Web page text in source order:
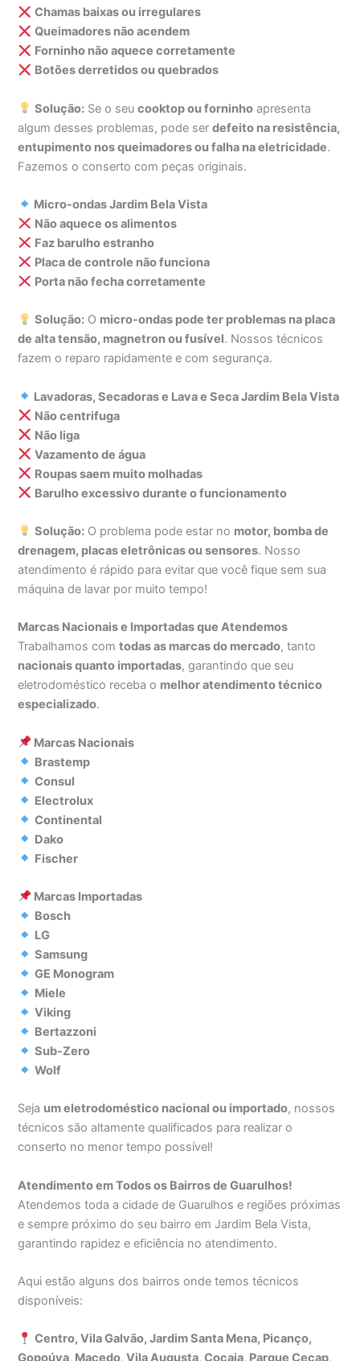
Chamas baixas ou irregulares
Queimadores não acendem
Forninho não aquece corretamente
Botões derretidos ou quebrados
Solução: Se o seucooktop ou forninho apresenta
algum desses problemas, pode serdefeito na resistência,
entupimento nos queimadores ou falha na eletricidade.
Fazemos o conserto com peças originais.
Micro-ondas Jardim Bela Vista
Não aquece os alimentos
Faz barulho estranho
Placa de controle não funciona
Porta não fecha corretamente
Solução: O micro-ondas pode ter problemas na placa
de alta tensão, magnetron ou fusível. Nossos técnicos
fazem o reparo rapidamente e com segurança.
Lavadoras, Secadoras e Lava e Seca Jardim Bela Vista
Não centrifuga
Não liga
Vazamento de água
Roupas saem muito molhadas
Barulho excessivo durante o funcionamento
Solução: O problema pode estar no motor, bomba de
drenagem, placas eletrônicas ou sensores. Nosso
atendimento é rápido para evitar que você fique sem sua
máquina de lavar por muito tempo!
Marcas Nacionais e Importadas que Atendemos
Trabalhamos comtodas as marcas do mercado, tanto
nacionais quanto importadas, garantindo que seu
eletrodoméstico receba o melhor atendimento técnico
especializado.
Marcas Nacionais
Brastemp
Consul
Electrolux
Continental
Dako
Fischer
Marcas Importadas
Bosch
LG
Samsung
GE Monogram
Miele
Viking
Bertazzoni
Sub-Zero
Wolf
Seja um eletrodoméstico nacional ou importado, nossos
técnicos são altamente qualificados para realizar o
conserto no menor tempo possível!
Atendimento em Todos os Bairros de Guarulhos!
Atendemos toda a cidade de Guarulhos e regiões próximas
e sempre próximo do seu bairro em Jardim Bela Vista,
garantindo rapidez e eficiência no atendimento.
Aqui estão alguns dos bairros onde temos técnicos
disponíveis:
Centro, Vila Galvão, Jardim Santa Mena, Picanço,
Gopoúva, Macedo, Vila Augusta, Cocaia, Parque Cecap,